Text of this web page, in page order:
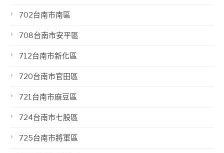
702台南市南區
708台南市安平區
712台南市新化區
720台南市官田區
721台南市麻豆區
724台南市七股區
725台南市將軍區